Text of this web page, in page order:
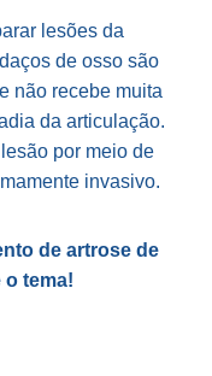
lesões da
de osso são
não recebe muita
da articulação.
por meio de
invasivo.
de artrose de
o tema!